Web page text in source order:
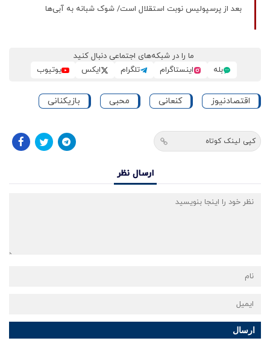
بعد از پرسپولیس نوبت استقلال است/ شوک شبانه به آبی‌ها
ما را در شبکه‌های اجتماعی دنبال کنید
بله
اینستاگرام تلگرام ایکس یوتیوب
اقتصادنیوز کنعانی محبی بازیکنانی
کپی لینک کوتاه
ارسال نظر
ارسال